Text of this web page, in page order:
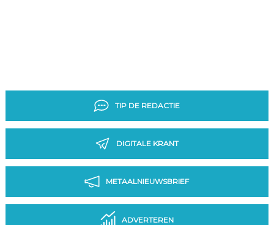
TIP DE REDACTIE
DIGITALE KRANT
METAALNIEUWSBRIEF
ADVERTEREN